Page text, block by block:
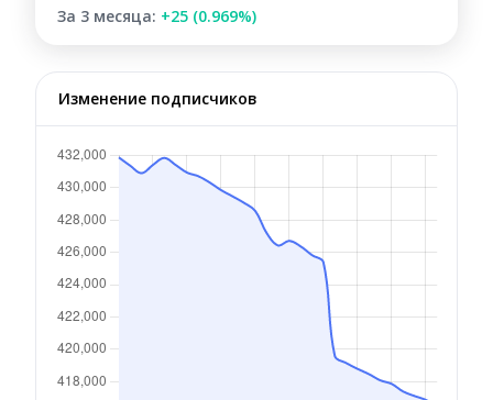
За 3 месяца: +25 (0.969%)
Изменение подписчиков